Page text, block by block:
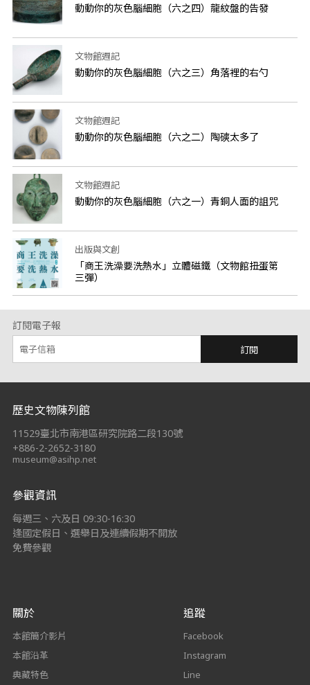
動動你的灰色腦細胞（六之四）龍紋盤的告發
文物館週記
動動你的灰色腦細胞（六之三）角落裡的右勺
文物館週記
動動你的灰色腦細胞（六之二）陶磢太多了
文物館週記
動動你的灰色腦細胞（六之一）青銅人面的詛咒
出版與文創
「商王洗澡要洗熱水」立體磁鐵（文物館扭蛋第
三彈）
訂閱電子報
訂閱
:::
歷史文物陳列館
11529臺北市南港區研究院路二段130號
+886-2-2652-3180
museum@asihp.net
參觀資訊
每週三、六及日 09:30-16:30
逢國定假日、選舉日及連續假期不開放
免費參觀
關於
本館簡介影片
本館沿革
典藏特色
追蹤
Facebook
Instagram
Line